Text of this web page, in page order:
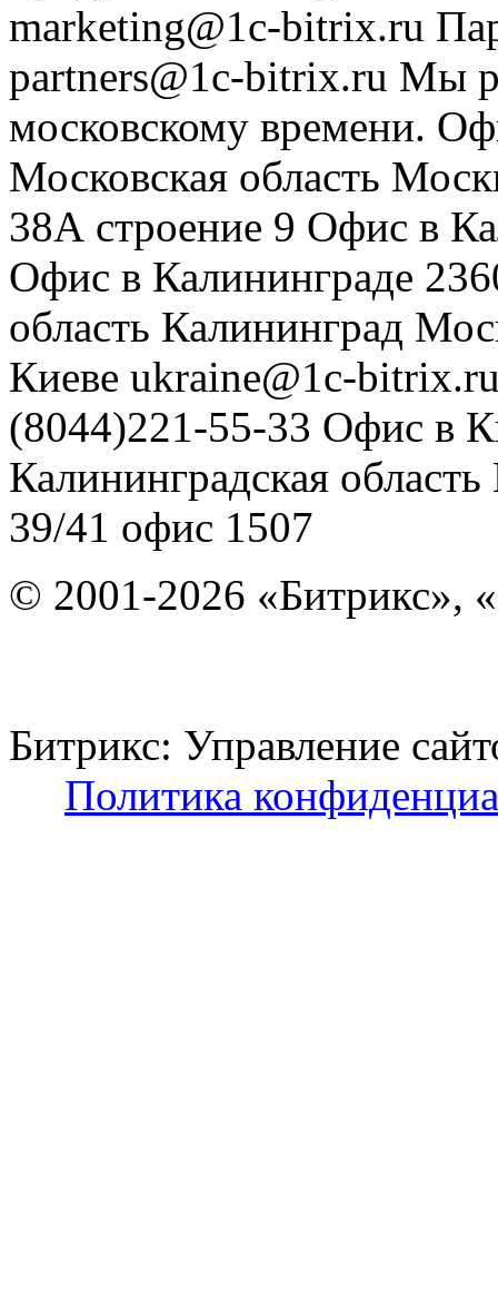
marketing@1c-bitrix.ru
partners@1c-bitrix.ru Мы
московскому времени.
Московская область
38А строение 9 Офис в
Офис в Калининграде
область Калининград
Киеве ukraine@1c-
(8044)221-55-33 Офис в
Калининградская область
39/41 офис 1507
© 2001-2026 «Битрикс»,
Битрикс: Управление
Политика